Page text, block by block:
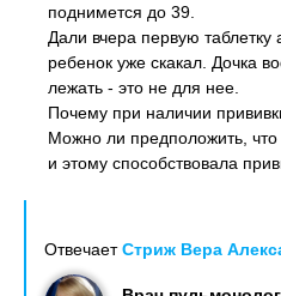
поднимется до 39.
Дали вчера первую таблетку
ребенок уже скакал. Дочка
лежать - это не для нее.
Почему при наличии
Можно ли предположить, что
и этому способствовала
ОтвечаетСтриж Вера